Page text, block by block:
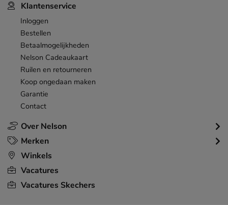
Over Nelson
Klantenservice
Inloggen
Bestellen
Betaalmogelijkheden
Nelson Cadeaukaart
Ruilen en retourneren
Koop ongedaan maken
Garantie
Contact
Merken
Winkels
Vacatures
Vacatures Skechers